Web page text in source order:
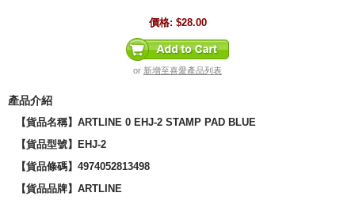
價格: $28.00
or 新增至喜愛產品列表
產品介紹
【貨品名稱】ARTLINE 0 EHJ-2 STAMP PAD BLUE
【貨品型號】EHJ-2
【貨品條碼】4974052813498
【貨品品牌】 ARTLINE